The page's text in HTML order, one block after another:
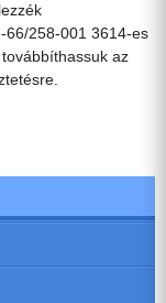
258-001 3614-es
az